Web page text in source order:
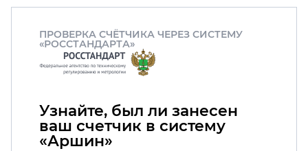
ПРОВЕРКА СЧЁТЧИКА ЧЕРЕЗ СИСТЕМУ
«РОССТАНДАРТА»
Узнайте, был ли занесен
ваш счетчик в систему
«Аршин»